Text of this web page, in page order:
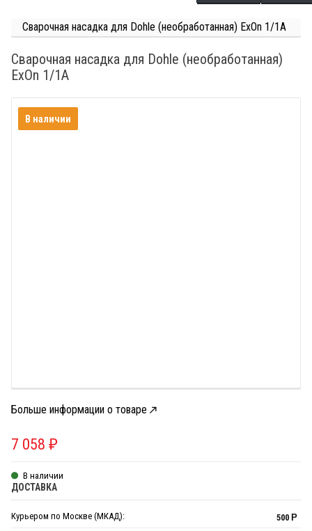
Сварочная насадка для Dohle (необработанная) ExOn 1/1A
Сварочная насадка для Dohle (необработанная)
ExOn 1/1A
В наличии
Больше информации о товаре
7 058 ₽
В наличии
ДОСТАВКА
Курьером по Москве (МКАД): 500 Р